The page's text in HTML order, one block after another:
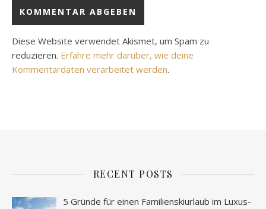
Diese Website verwendet Akismet, um Spam zu
reduzieren. Erfahre mehr darüber, wie deine
Kommentardaten verarbeitet werden.
RECENT POSTS
5 Gründe für einen Familienskiurlaub im Luxus-